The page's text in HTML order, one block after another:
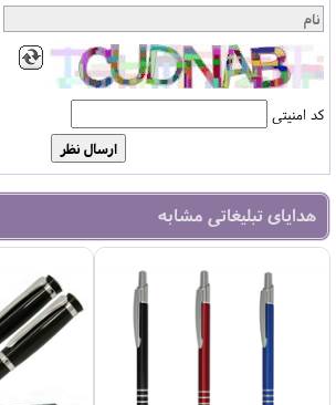
کد امنیتی
هدایای تبلیغاتی مشابه